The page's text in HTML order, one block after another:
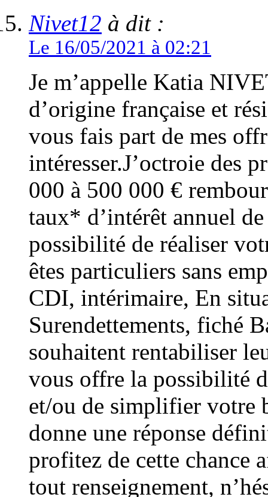
Nivet12 à dit :
Le 16/05/2021 à 02:21
Je m’appelle Katia
d’origine française et
vous fais part de mes
intéresser.J’octroie des
000 à 500 000 €
taux* d’intérêt annuel
possibilité de réaliser
êtes particuliers sans
CDI, intérimaire, En
Surendettements, fiché
souhaitent rentabiliser
vous offre la possibilité
et/ou de simplifier votre
donne une réponse
profitez de cette chance
tout renseignement,